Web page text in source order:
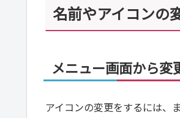
名前やアイコンの
メニュー画面から変
アイコンの変更をするには、